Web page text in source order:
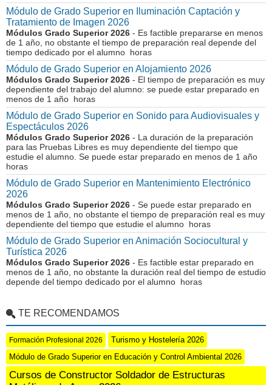
Módulo de Grado Superior en Iluminación Captación y
Tratamiento de Imagen 2026
Módulos Grado Superior 2026 - Es factible prepararse en menos
de 1 año, no obstante el tiempo de preparación real depende del
tiempo dedicado por el alumno horas
Módulo de Grado Superior en Alojamiento 2026
Módulos Grado Superior 2026 - El tiempo de preparación es muy
dependiente del trabajo del alumno: se puede estar preparado en
menos de 1 año horas
Módulo de Grado Superior en Sonido para Audiovisuales y
Espectáculos 2026
Módulos Grado Superior 2026 - La duración de la preparación
para las Pruebas Libres es muy dependiente del tiempo que
estudie el alumno. Se puede estar preparado en menos de 1 año
horas
Módulo de Grado Superior en Mantenimiento Electrónico
2026
Módulos Grado Superior 2026 - Se puede estar preparado en
menos de 1 año, no obstante el tiempo de preparación real es muy
dependiente del tiempo que estudie el alumno horas
Módulo de Grado Superior en Animación Sociocultural y
Turística 2026
Módulos Grado Superior 2026 - Es factible estar preparado en
menos de 1 año, no obstante la duración real del tiempo de estudio
depende del tiempo dedicado por el alumno horas
TE RECOMENDAMOS
Formación Profesional 2026
Turismo y Hostelería 2026
Módulo de Grado Superior en Educación y Control Ambiental 2026
Cursos de Constructor Soldador de Estructuras